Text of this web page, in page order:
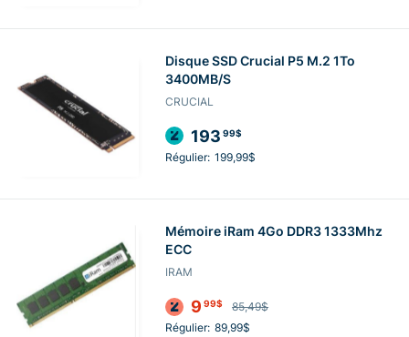
Disque SSD Crucial P5 M.2 1To
3400MB/S
CRUCIAL
193 99$
Régulier: 199,99$
Mémoire iRam 4Go DDR3 1333Mhz
ECC
IRAM
9 99$
85,49$
Régulier: 89,99$